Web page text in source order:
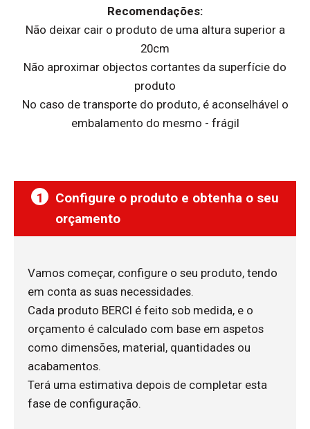
Recomendações:
Não deixar cair o produto de uma altura superior a
20cm
Não aproximar objectos cortantes da superfície do
produto
No caso de transporte do produto, é aconselhável o
embalamento do mesmo - frágil
1
Configure o produto e obtenha o seu
orçamento
Vamos começar, configure o seu produto, tendo
em conta as suas necessidades.
Cada produto BERCI é feito sob medida, e o
orçamento é calculado com base em aspetos
como dimensões, material, quantidades ou
acabamentos.
Terá uma estimativa depois de completar esta
fase de configuração.